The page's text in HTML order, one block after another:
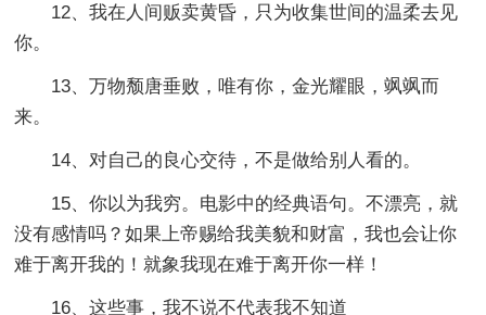
12、我在人间贩卖黄昏，只为收集世间的温柔去见
你。
13、万物颓唐垂败，唯有你，金光耀眼，飒飒而
来。
14、对自己的良心交待，不是做给别人看的。
15、你以为我穷。电影中的经典语句。不漂亮，就
没有感情吗？如果上帝赐给我美貌和财富，我也会让你
难于离开我的！就象我现在难于离开你一样！
16、这些事，我不说不代表我不知道